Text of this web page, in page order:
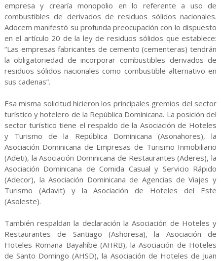
empresa y crearía monopolio en lo referente a uso de
combustibles de derivados de residuos sólidos nacionales.
Adocem manifestó su profunda preocupación con lo dispuesto
en el artículo 20 de la ley de residuos sólidos que establece:
“Las empresas fabricantes de cemento (cementeras) tendrán
la obligatoriedad de incorporar combustibles derivados de
residuos sólidos nacionales como combustible alternativo en
sus cadenas”.
Esa misma solicitud hicieron los principales gremios del sector
turístico y hotelero de la República Dominicana. La posición del
sector turístico tiene el respaldo de la Asociación de Hoteles
y Turismo de la República Dominicana (Asonahores), la
Asociación Dominicana de Empresas de Turismo Inmobiliario
(Adeti), la Asociación Dominicana de Restaurantes (Aderes), la
Asociación Dominicana de Comida Casual y Servicio Rápido
(Adecor), la Asociación Dominicana de Agencias de Viajes y
Turismo (Adavit) y la Asociación de Hoteles del Este
(Asoleste).
También respaldan la declaración la Asociación de Hoteles y
Restaurantes de Santiago (Ashoresa), la Asociación de
Hoteles Romana Bayahíbe (AHRB), la Asociación de Hoteles
de Santo Domingo (AHSD), la Asociación de Hoteles de Juan